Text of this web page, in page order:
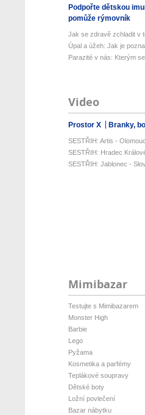
Podpořte dětskou
pomůže rýmovník
Jak se zdravě zchladit v
Úpal a úžeh: Jak je
Parazité v nás: Kterým
Video
Prostor X Branky,
SESTŘIH: Artis -
SESTŘIH: Hradec
SESTŘIH: Jablonec -
Mimibazar
Testujte s Mimibazarem
Monster High
Barbie
Lego
Pyžama
Kosmetika a parfémy
Teplákové soupravy
Dětské boty
Ložní povlečení
Bazar nábytku